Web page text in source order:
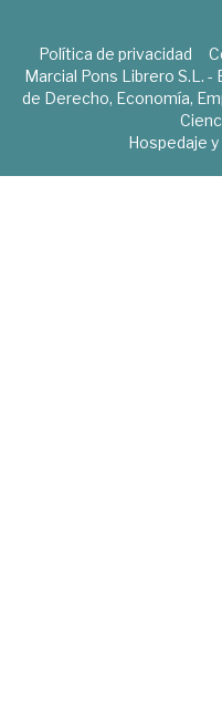
Política de privacidad
Marcial Pons Librero S.L.
de Derecho, Economía,
Hospedaje